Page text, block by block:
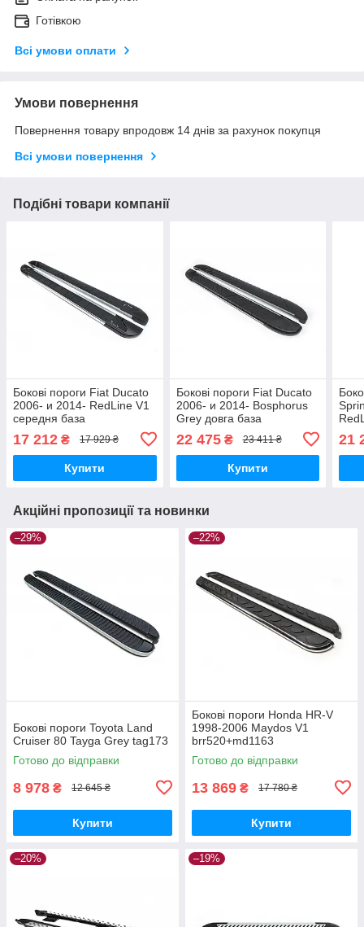
Готівкою
Всі умови оплати
Умови повернення
Повернення товару впродовж 14 днів за рахунок покупця
Всі умови повернення
Подібні товари компанії
Бокові пороги Fiat Ducato
2006- и 2014- RedLine V1
середня база
17 212 ₴ 17 929 ₴
Купити
Бокові пороги Fiat Ducato
2006- и 2014- Bosphorus
Grey довга база
22 475₴ 23 411 ₴
Купити
21
Акційні пропозиції та новинки
–29%
Бокові пороги Toyota Land
Cruiser 80 Tayga Grey tag173
Готово до відправки
8 978 ₴ 12 645 ₴
Купити
–22%
Бокові пороги Honda HR-V
1998-2006 Maydos V1
brr520+md1163
Готово до відправки
13 869 ₴ 17 780 ₴
Купити
–20% –19%